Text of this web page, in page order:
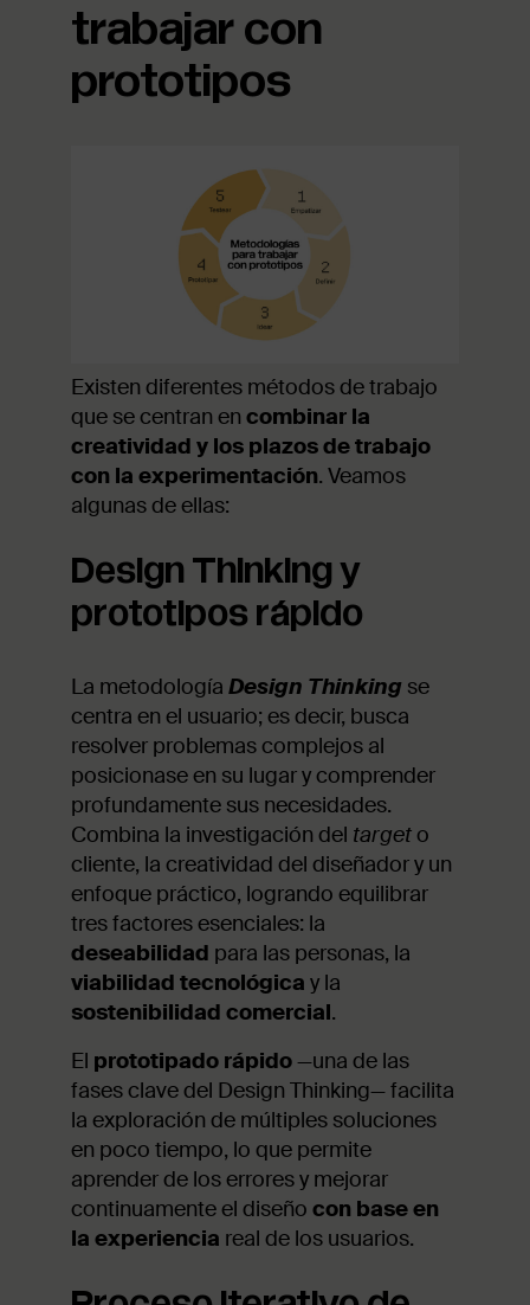
trabajar con
prototipos
Existen diferentes métodos de trabajo
que se centran en combinar la
creatividad y los plazos de trabajo
con la experimentación. Veamos
algunas de ellas:
Design Thinking y
prototipos rápido
La metodología Design Thinking se
centra en el usuario; es decir, busca
resolver problemas complejos al
posicionase en su lugar y comprender
profundamente sus necesidades.
Combina la investigación del target o
cliente, la creatividad del diseñador y un
enfoque práctico, logrando equilibrar
tres factores esenciales: la
deseabilidad para las personas, la
viabilidad tecnológica y la
sostenibilidad comercial.
El prototipado rápido—una de las
fases clave del Design Thinking— facilita
la exploración de múltiples soluciones
en poco tiempo, lo que permite
aprender de los errores y mejorar
continuamente el diseño con base en
la experiencia real de los usuarios.